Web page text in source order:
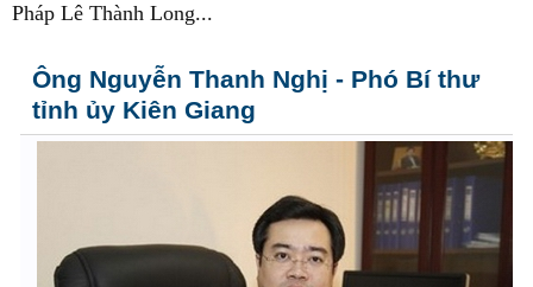
Pháp Lê Thành Long...
Ông Nguyễn Thanh Nghị - Phó Bí thư
tỉnh ủy Kiên Giang